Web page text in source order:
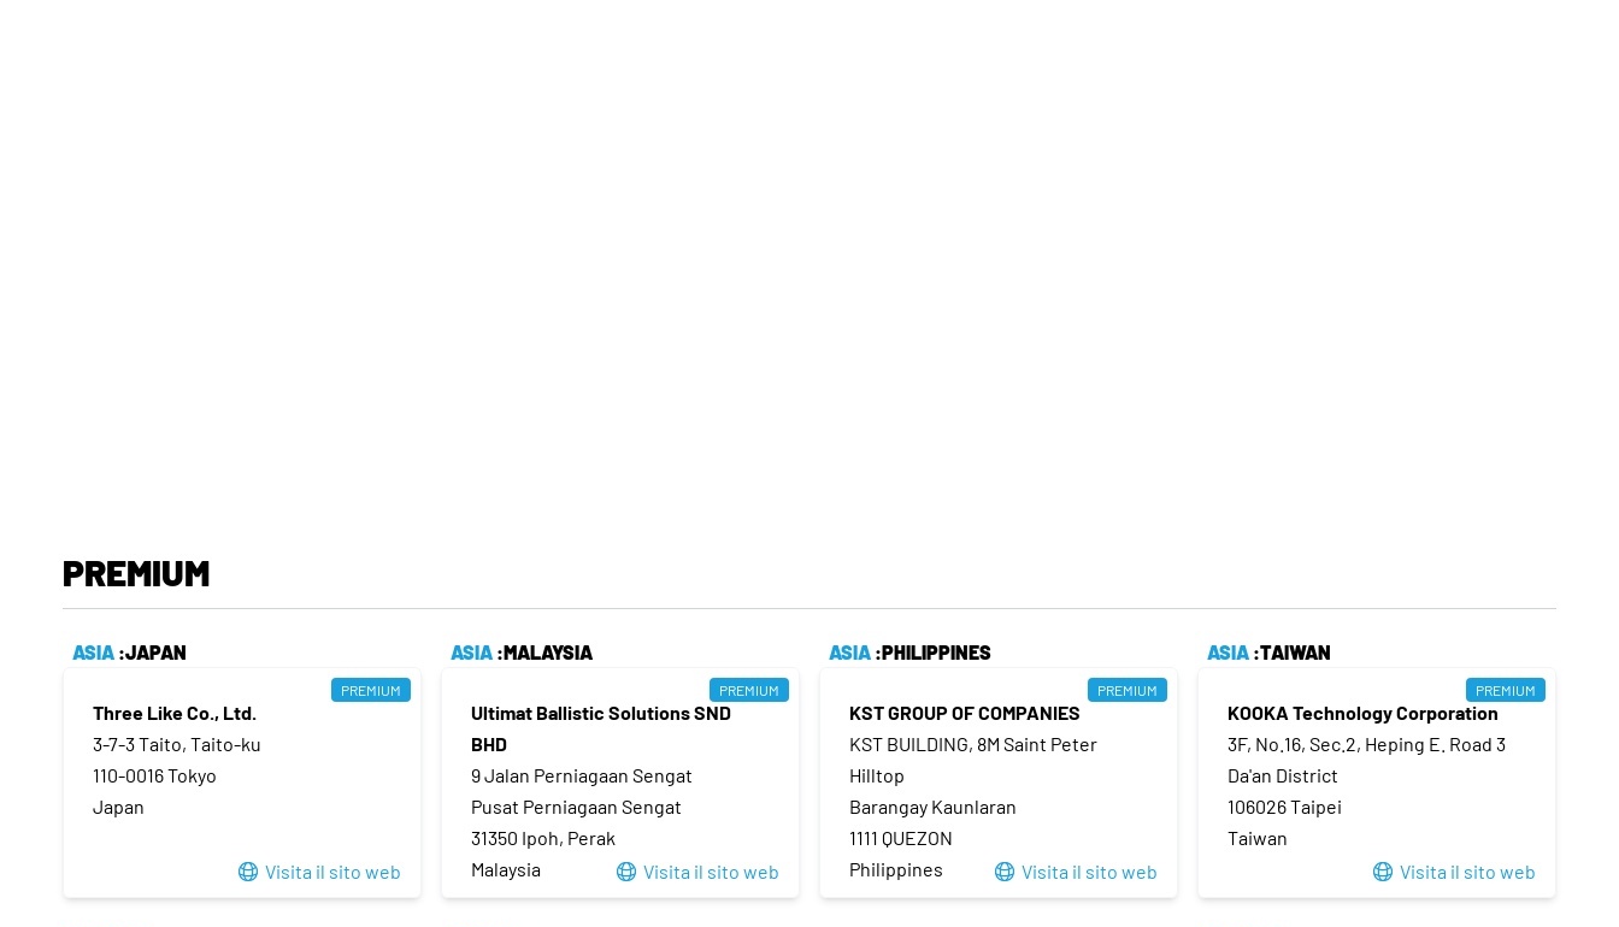
PREMIUM
ASIA :JAPAN
PREMIUM
Three Like Co., Ltd.
3-7-3 Taito, Taito-ku
110-0016 Tokyo
Japan
Visita il sito web
ASIA :MALAYSIA
PREMIUM
Ultimat Ballistic Solutions SND
BHD
9 Jalan Perniagaan Sengat
Pusat Perniagaan Sengat
31350 Ipoh, Perak
Malaysia
Visita il sito web
ASIA :PHILIPPINES
PREMIUM
KST GROUP OF COMPANIES
KST BUILDING, 8M Saint Peter
Hilltop
Barangay Kaunlaran
1111 QUEZON
Philippines
Visita il sito web
ASIA :TAIWAN
PREMIUM
KOOKA Technology Corporation
3F, No.16, Sec.2, Heping E. Road 3
Da'an District
106026 Taipei
Taiwan
Visita il sito web